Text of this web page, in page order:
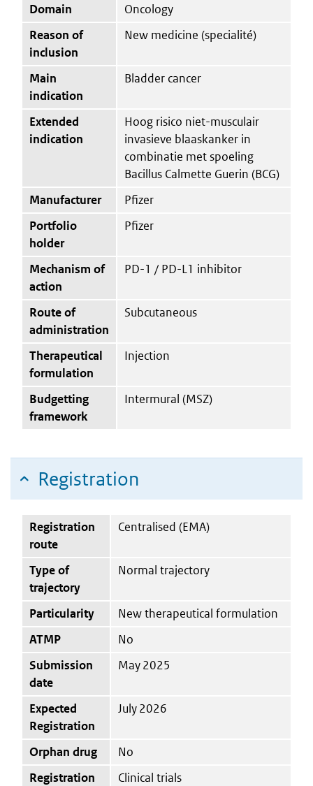
Domain
Oncology
Reason of
inclusion
New medicine (specialité)
Main
indication
Bladder cancer
Extended
indication
Hoog risico niet-musculair
invasieve blaaskanker in
combinatie met spoeling
Bacillus Calmette Guerin (BCG)
Manufacturer
Pfizer
Portfolio
holder
Pfizer
Mechanism of
action
PD-1 / PD-L1 inhibitor
Route of
administration
Subcutaneous
Therapeutical
formulation
Injection
Budgetting
framework
Intermural (MSZ)
Registration
Registration
route
Centralised (EMA)
Type of
trajectory
Normal trajectory
Particularity
New therapeutical formulation
ATMP
No
Submission
date
May 2025
Expected
Registration
July 2026
Orphan drug
No
Registration
Clinical trials